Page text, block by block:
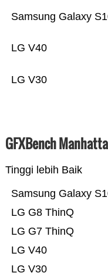
LG V30
LG V40
Samsung Galaxy
GFXBench
Tinggi lebih Baik
LG V30
LG V40
LG G7 ThinQ
LG G8 ThinQ
Samsung Galaxy